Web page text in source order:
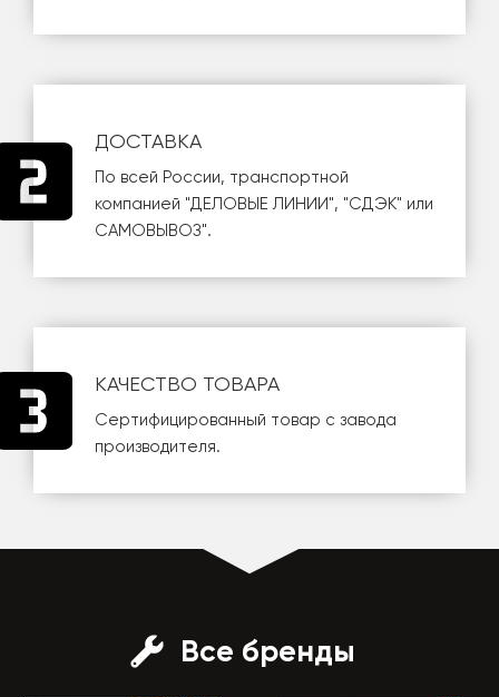
ДОСТАВКА
По всей России, транспортной
компанией "ДЕЛОВЫЕ ЛИНИИ", "СДЭК" или
САМОВЫВОЗ".
КАЧЕСТВО ТОВАРА
Сертифицированный товар с завода
производителя.
Все бренды